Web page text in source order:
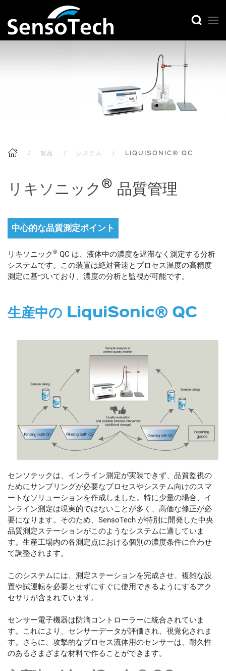
製品 システム LIQUISONIC® QC
リキソニック ® 品質管理
中心的な品質測定ポイント
リキソニック® QC は、液体中の濃度を遅滞なく測定する分析
システムです。この装置は絶対音速とプロセス温度の高精度
測定に基づいており、濃度の分析と監視が可能です。
生産中の LiquiSonic® QC
センソテックは、インライン測定が実装できず、品質監視の
ためにサンプリングが必要なプロセスやシステム向けのスマ
ートなソリューションを作成しました。特に少量の場合、イ
ンライン測定は現実的ではないことが多く、高価な修正が必
要になります。そのため、SensoTech が特別に開発した中央
品質測定ステーションがこのようなシステムに適していま
す。生産工場内の各測定点における個別の濃度条件に合わせ
て調整されます。
このシステムには、測定ステーションを完成させ、複雑な設
置や試運転を必要とせずにすぐに使用できるようにするアク
セサリが含まれています。
センサー電子機器は防滴コントローラーに統合されていま
す。これにより、センサーデータが評価され、視覚化されま
す。さらに、攻撃的なプロセス流体用のセンサーは、耐久性
のあるさまざまな材料で作ることができます。